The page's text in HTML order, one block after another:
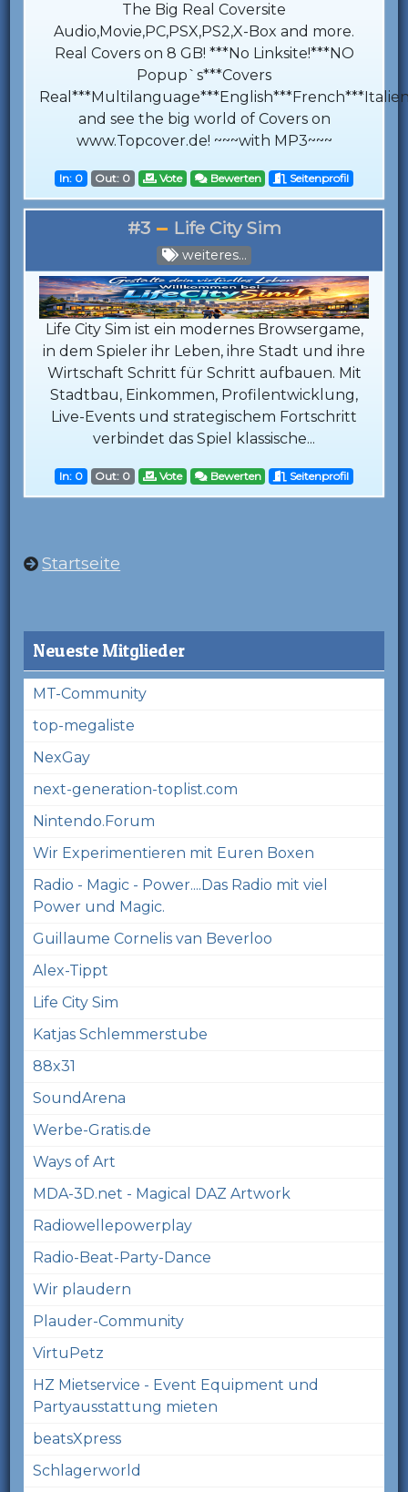
The Big Real Coversite
Audio,Movie,PC,PSX,PS2,X-Box and more.
Real Covers on 8 GB! ***No Linksite!***NO
Popup`s***Covers
and see the big world of Covers on
www.Topcover.de! ~~~with MP3~~~
In: 0 Out: 0 Vote Bewerten Seitenprofil
#3 Life City Sim
weiteres...
Life City Sim ist ein modernes Browsergame,
in dem Spieler ihr Leben, ihre Stadt und ihre
Wirtschaft Schritt für Schritt aufbauen. Mit
Stadtbau, Einkommen, Profilentwicklung,
Live-Events und strategischem Fortschritt
verbindet das Spiel klassische...
In: 0 Out: 0 Vote Bewerten Seitenprofil
Startseite
Neueste Mitglieder
MT-Community
top-megaliste
NexGay
next-generation-toplist.com
Nintendo.Forum
Wir Experimentieren mit Euren Boxen
Radio - Magic - Power....Das Radio mit viel
Power und Magic.
Guillaume Cornelis van Beverloo
Alex-Tippt
Life City Sim
Katjas Schlemmerstube
88x31
SoundArena
Werbe-Gratis.de
Ways of Art
MDA-3D.net - Magical DAZ Artwork
Radiowellepowerplay
Radio-Beat-Party-Dance
Wir plaudern
Plauder-Community
VirtuPetz
HZ Mietservice - Event Equipment und
Partyausstattung mieten
beatsXpress
Schlagerworld